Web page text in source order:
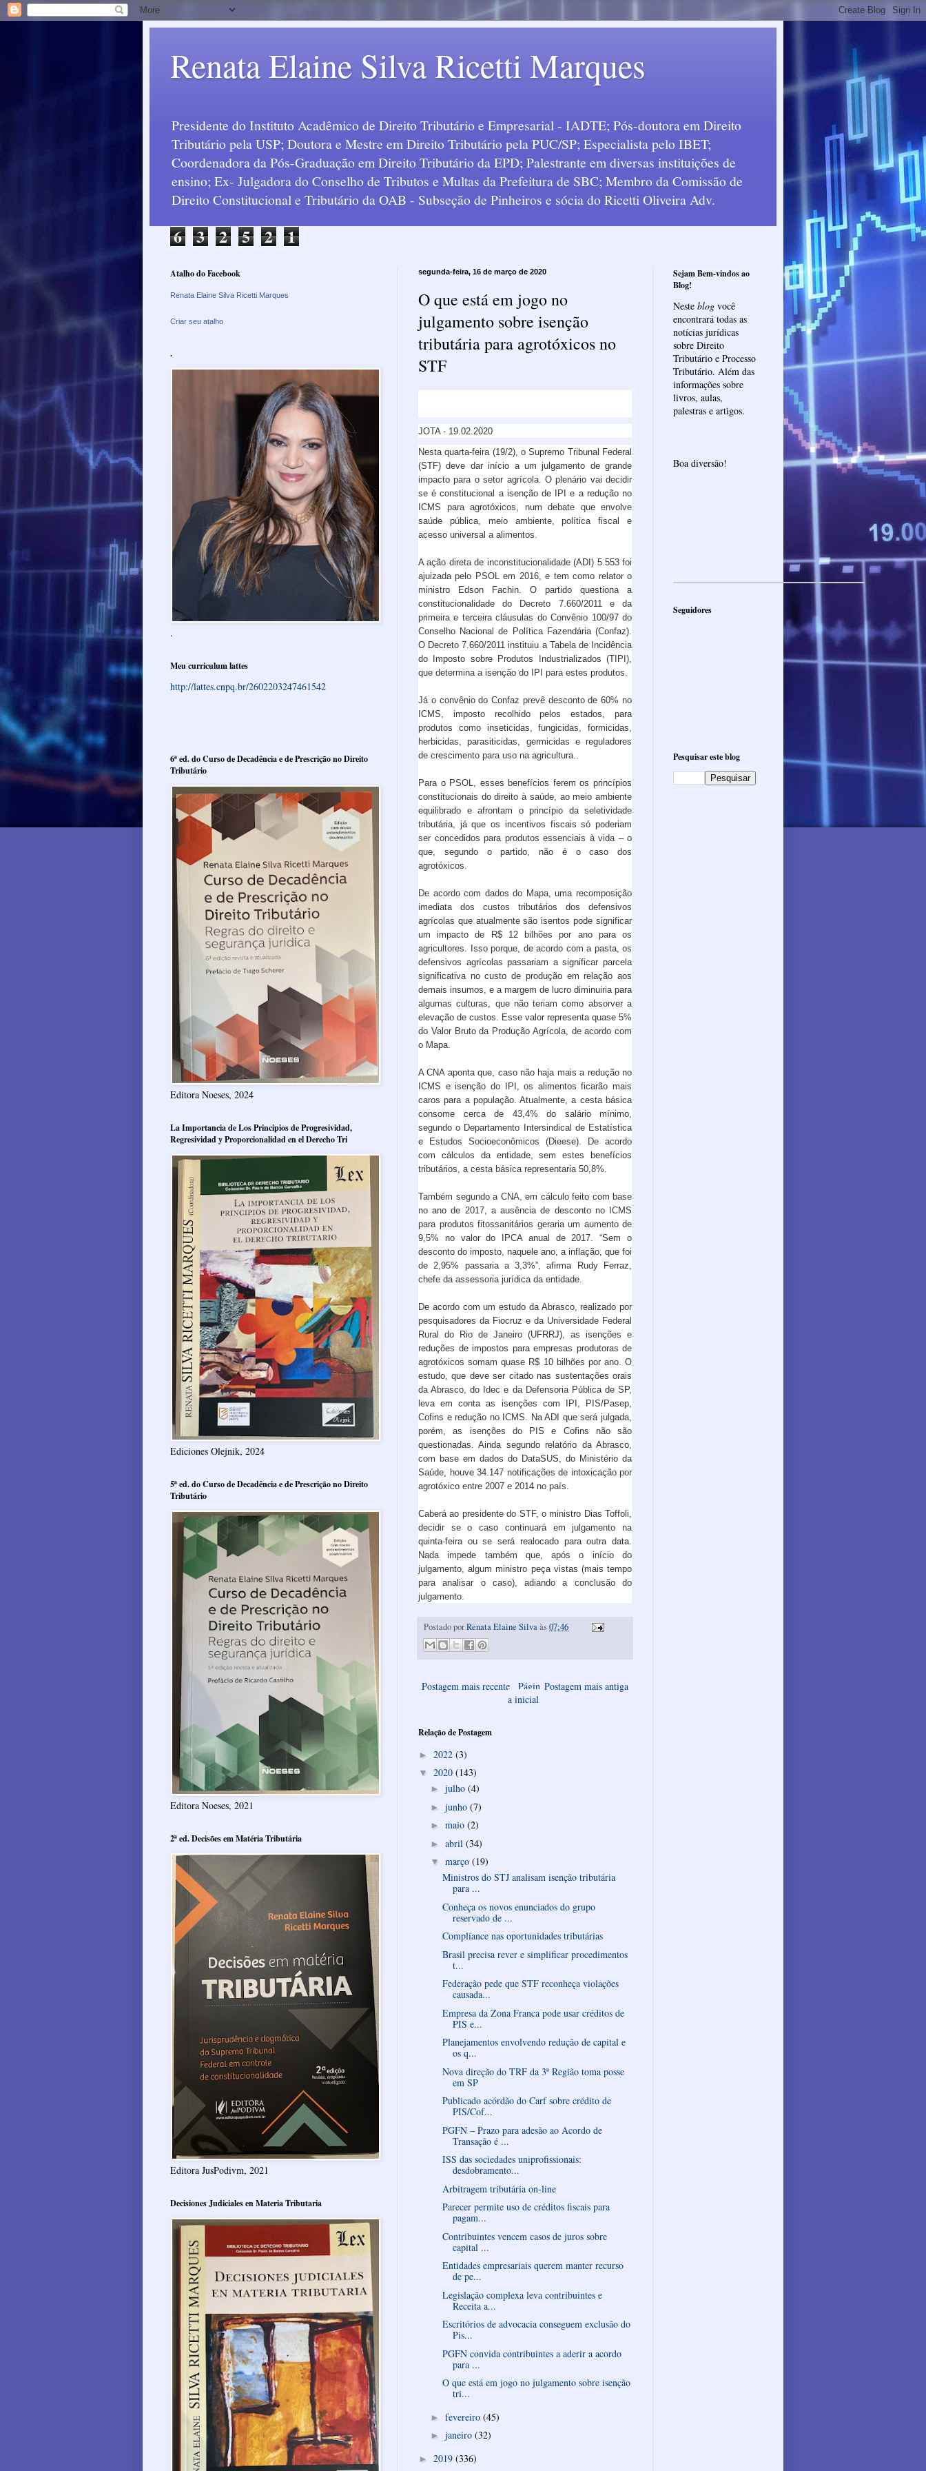
Renata Elaine Silva Ricetti Marques
Presidente do Instituto Acadêmico de Direito Tributário e Empresarial - IADTE; Pós-doutora em Direito
Tributário pela USP; Doutora e Mestre em Direito Tributário pela PUC/SP; Especialista pelo IBET;
Coordenadora da Pós-Graduação em Direito Tributário da EPD; Palestrante em diversas instituições de
ensino; Ex- Julgadora do Conselho de Tributos e Multas da Prefeitura de SBC; Membro da Comissão de
Direito Constitucional e Tributário da OAB - Subseção de Pinheiros e sócia do Ricetti Oliveira Adv.
6 3 2 5 2 1
segunda-feira, 16 de março de 2020
O que está em jogo no
julgamento sobre isenção
tributária para agrotóxicos no
STF
JOTA - 19.02.2020
Nesta quarta-feira (19/2), o Supremo Tribunal Federal
(STF) deve dar início a um julgamento de grande
impacto para o setor agrícola. O plenário vai decidir
se é constitucional a isenção de IPI e a redução no
ICMS para agrotóxicos, num debate que envolve
saúde pública, meio ambiente, política fiscal e
acesso universal a alimentos.
A ação direta de inconstitucionalidade (ADI) 5.553 foi
ajuizada pelo PSOL em 2016, e tem como relator o
ministro Edson Fachin. O partido questiona a
constitucionalidade do Decreto 7.660/2011 e da
primeira e terceira cláusulas do Convênio 100/97 do
Conselho Nacional de Política Fazendária (Confaz).
O Decreto 7.660/2011 instituiu a Tabela de Incidência
do Imposto sobre Produtos Industrializados (TIPI),
que determina a isenção do IPI para estes produtos.
Já o convênio do Confaz prevê desconto de 60% no
ICMS, imposto recolhido pelos estados, para
produtos como inseticidas, fungicidas, formicidas,
herbicidas, parasiticidas, germicidas e reguladores
de crescimento para uso na agricultura..
Para o PSOL, esses benefícios ferem os princípios
constitucionais do direito à saúde, ao meio ambiente
equilibrado e afrontam o princípio da seletividade
tributária, já que os incentivos fiscais só poderiam
ser concedidos para produtos essenciais à vida – o
que, segundo o partido, não é o caso dos
agrotóxicos.
De acordo com dados do Mapa, uma recomposição
imediata dos custos tributários dos defensivos
agrícolas que atualmente são isentos pode significar
um impacto de R$ 12 bilhões por ano para os
agricultores. Isso porque, de acordo com a pasta, os
defensivos agrícolas passariam a significar parcela
significativa no custo de produção em relação aos
demais insumos, e a margem de lucro diminuiria para
algumas culturas, que não teriam como absorver a
elevação de custos. Esse valor representa quase 5%
do Valor Bruto da Produção Agrícola, de acordo com
o Mapa.
A CNA aponta que, caso não haja mais a redução no
ICMS e isenção do IPI, os alimentos ficarão mais
caros para a população. Atualmente, a cesta básica
consome cerca de 43,4% do salário mínimo,
segundo o Departamento Intersindical de Estatística
e Estudos Socioeconômicos (Dieese). De acordo
com cálculos da entidade, sem estes benefícios
tributários, a cesta básica representaria 50,8%.
Também segundo a CNA, em cálculo feito com base
no ano de 2017, a ausência de desconto no ICMS
para produtos fitossanitários geraria um aumento de
9,5% no valor do IPCA anual de 2017. “Sem o
desconto do imposto, naquele ano, a inflação, que foi
de 2,95% passaria a 3,3%”, afirma Rudy Ferraz,
chefe da assessoria jurídica da entidade.
De acordo com um estudo da Abrasco, realizado por
pesquisadores da Fiocruz e da Universidade Federal
Rural do Rio de Janeiro (UFRRJ), as isenções e
reduções de impostos para empresas produtoras de
agrotóxicos somam quase R$ 10 bilhões por ano. O
estudo, que deve ser citado nas sustentações orais
da Abrasco, do Idec e da Defensoria Pública de SP,
leva em conta as isenções com IPI, PIS/Pasep,
Cofins e redução no ICMS. Na ADI que será julgada,
porém, as isenções do PIS e Cofins não são
questionadas. Ainda segundo relatório da Abrasco,
com base em dados do DataSUS, do Ministério da
Saúde, houve 34.147 notificações de intoxicação por
agrotóxico entre 2007 e 2014 no país.
Caberá ao presidente do STF, o ministro Dias Toffoli,
decidir se o caso continuará em julgamento na
quinta-feira ou se será realocado para outra data.
Nada impede também que, após o início do
julgamento, algum ministro peça vistas (mais tempo
para analisar o caso), adiando a conclusão do
julgamento.
Postado porRenata Elaine Silvaàs07:46
Postagem mais recente Postagem mais antiga
Págin
a inicial
Relação de Postagem
► 2022 (3)
▼ 2020 (143)
► julho (4)
► junho (7)
► maio (2)
► abril (34)
▼ março (19)
Ministros do STJ analisam isenção tributária
para ...
Conheça os novos enunciados do grupo
reservado de ...
Compliance nas oportunidades tributárias
Brasil precisa rever e simplificar procedimentos
t...
Federação pede que STF reconheça violações
causada...
Empresa da Zona Franca pode usar créditos de
PIS e...
Planejamentos envolvendo redução de capital e
os q...
Nova direção do TRF da 3ª Região toma posse
em SP
Publicado acórdão do Carf sobre crédito de
PIS/Cof...
PGFN – Prazo para adesão ao Acordo de
Transação é ...
ISS das sociedades uniprofissionais:
desdobramento...
Arbitragem tributária on-line
Parecer permite uso de créditos fiscais para
pagam...
Contribuintes vencem casos de juros sobre
capital ...
Entidades empresariais querem manter recurso
de pe...
Legislação complexa leva contribuintes e
Receita a...
Escritórios de advocacia conseguem exclusão do
Pis...
PGFN convida contribuintes a aderir a acordo
para ...
O que está em jogo no julgamento sobre isenção
tri...
► fevereiro (45)
► janeiro (32)
► 2019 (336)
Atalho do Facebook
Renata Elaine Silva Ricetti Marques
Criar seu atalho
.
.
Meu curriculum lattes
http://lattes.cnpq.br/2602203247461542
6ª ed. do Curso de Decadência e de Prescrição no Direito
Tributário
Editora Noeses, 2024
La Importancia de Los Principios de Progresividad,
Regresividad y Proporcionalidad en el Derecho Tri
Ediciones Olejnik, 2024
5ª ed. do Curso de Decadência e de Prescrição no Direito
Tributário
Editora Noeses, 2021
2ª ed. Decisões em Matéria Tributária
Editora JusPodivm, 2021
Decisiones Judiciales en Materia Tributaria
Sejam Bem-vindos ao
Blog!
Neste blog você
encontrará todas as
notícias jurídicas
sobre Direito
Tributário e Processo
Tributário. Além das
informações sobre
livros, aulas,
palestras e artigos.
Boa diversão!
Seguidores
Pesquisar este blog